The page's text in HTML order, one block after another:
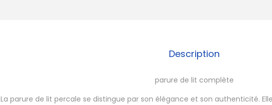
Description
parure de lit complète
La parure de lit percale se distingue par son élégance et son authenticité.